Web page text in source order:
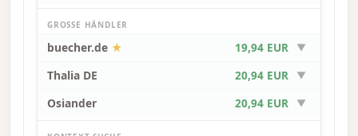
GROSSE HÄNDLER
buecher.de ★ 19,94 EUR ▼
Thalia DE 20,94 EUR ▼
Osiander 20,94 EUR ▼